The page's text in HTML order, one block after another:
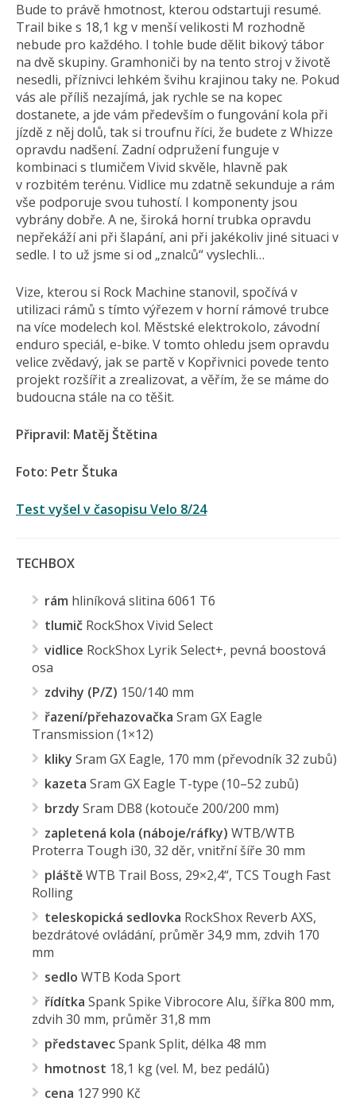
Bude to právě hmotnost, kterou odstartuji resumé.
Trail bike s 18,1 kg v menší velikosti M rozhodně
nebude pro každého. I tohle bude dělit bikový tábor
na dvě skupiny. Gramhoniči by na tento stroj v životě
nesedli, příznivci lehkém švihu krajinou taky ne. Pokud
vás ale příliš nezajímá, jak rychle se na kopec
dostanete, a jde vám především o fungování kola při
jízdě z něj dolů, tak si troufnu říci, že budete z Whizze
opravdu nadšení. Zadní odpružení funguje v
kombinaci s tlumičem Vivid skvěle, hlavně pak
v rozbitém terénu. Vidlice mu zdatně sekunduje a rám
vše podporuje svou tuhostí. I komponenty jsou
vybrány dobře. A ne, široká horní trubka opravdu
nepřekáží ani při šlapání, ani při jakékoliv jiné situaci v
sedle. I to už jsme si od „znalců“ vyslechli…
Vize, kterou si Rock Machine stanovil, spočívá v
utilizaci rámů s tímto výřezem v horní rámové trubce
na více modelech kol. Městské elektrokolo, závodní
enduro speciál, e-bike. V tomto ohledu jsem opravdu
velice zvědavý, jak se partě v Kopřivnici povede tento
projekt rozšířit a zrealizovat, a věřím, že se máme do
budoucna stále na co těšit.
Připravil: Matěj Štětina
Foto: Petr Štuka
Test vyšel v časopisu Velo 8/24
TECHBOX
rám hliníková slitina 6061 T6
tlumič RockShox Vivid Select
vidlice RockShox Lyrik Select+, pevná boostová
osa
zdvihy (P/Z) 150/140 mm
řazení/přehazovačka Sram GX Eagle
Transmission (1×12)
kliky Sram GX Eagle, 170 mm (převodník 32 zubů)
kazeta Sram GX Eagle T-type (10–52 zubů)
brzdy Sram DB8 (kotouče 200/200 mm)
zapletená kola (náboje/ráfky) WTB/WTB
Proterra Tough i30, 32 děr, vnitřní šíře 30 mm
pláštěWTB Trail Boss, 29×2,4“, TCS Tough Fast
Rolling
teleskopická sedlovka RockShox Reverb AXS,
bezdrátové ovládání, průměr 34,9 mm, zdvih 170
mm
sedlo WTB Koda Sport
řídítka Spank Spike Vibrocore Alu, šířka 800 mm,
zdvih 30 mm, průměr 31,8 mm
představecSpank Split, délka 48 mm
hmotnost 18,1 kg (vel. M, bez pedálů)
cena 127 990 Kč